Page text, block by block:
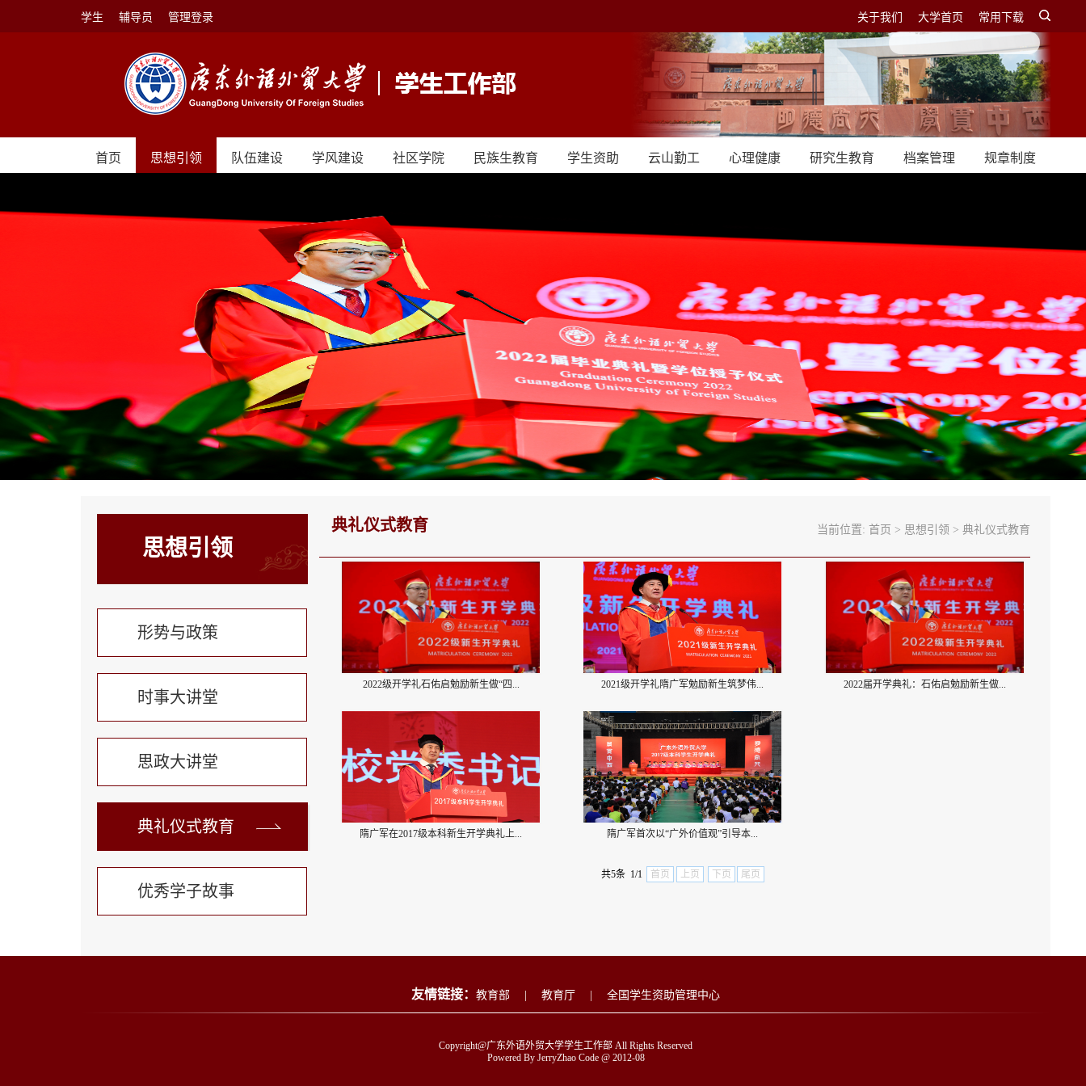
关于我们 大学首页 常用下载
学生 辅导员 管理登录
首页 思想引领 队伍建设 学风建设 社区学院 民族生教育 学生资助 云山勤工 心理健康 研究生教育 档案管理 规章制度
思想引领
形势与政策
时事大讲堂
思政大讲堂
典礼仪式教育
优秀学子故事
当前位置: 首页 > 思想引领 > 典礼仪式教育
典礼仪式教育
2022级开学礼石佑启勉励新生做“四... 2021级开学礼隋广军勉励新生筑梦伟... 2022届开学典礼：石佑启勉励新生做...
隋广军在2017级本科新生开学典礼上... 隋广军首次以“广外价值观”引导本...
共5条 1/1 首页 上页 下页 尾页
友情链接： 教育部 教育厅 全国学生资助管理中心
Copyright@广东外语外贸大学学生工作部 All Rights Reserved
Powered By JerryZhao Code @ 2012-08